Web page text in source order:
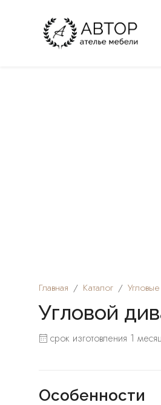
Главная Каталог
Угловой
срок изготовления 1
Особенности